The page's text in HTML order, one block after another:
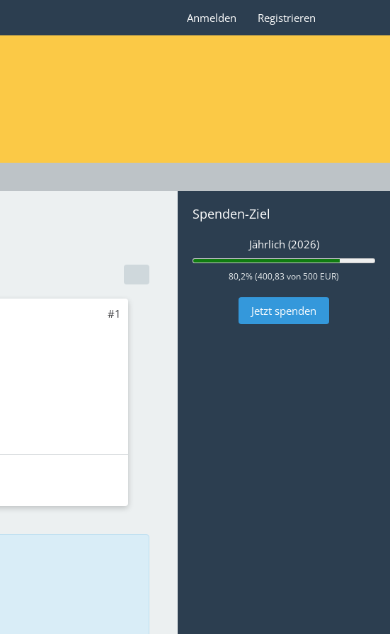
Anmelden Registrieren
#1
Spenden-Ziel
Jährlich (2026)
80,2% (400,83 von 500 EUR)
Jetzt spenden